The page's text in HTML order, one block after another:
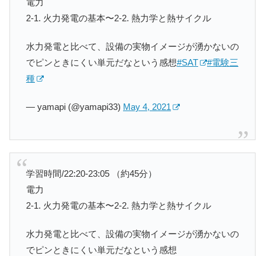
電力
2-1. 火力発電の基本〜2-2. 熱力学と熱サイクル
水力発電と比べて、設備の実物イメージが湧かないの
でピンときにくい単元だなという感想#SAT
#電験三
種
— yamapi (@yamapi33) May 4, 2021
学習時間/22:20-23:05 （約45分）
電力
2-1. 火力発電の基本〜2-2. 熱力学と熱サイクル
水力発電と比べて、設備の実物イメージが湧かないの
でピンときにくい単元だなという感想